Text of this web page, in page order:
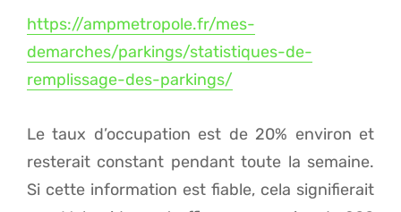
https://ampmetropole.fr/mes-
demarches/parkings/statistiques-de-
remplissage-des-parkings/
Le taux d’occupation est de 20% environ et
resterait constant pendant toute la semaine.
Si cette information est fiable, cela signifierait